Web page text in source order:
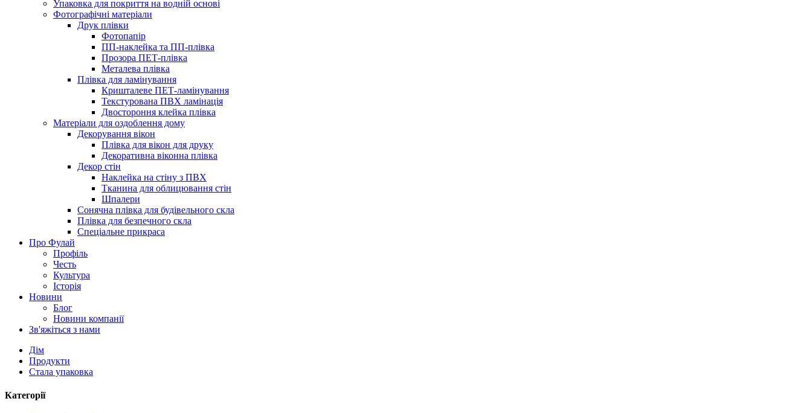
Упаковка для покриття на водній основі
Фотографічні матеріали
Друк плівки
Фотопапір
ПП-наклейка та ПП-плівка
Прозора ПЕТ-плівка
Металева плівка
Плівка для ламінування
Кришталеве ПЕТ-ламінування
Текстурована ПВХ ламінація
Двостороння клейка плівка
Матеріали для оздоблення дому
Декорування вікон
Плівка для вікон для друку
Декоративна віконна плівка
Декор стін
Наклейка на стіну з ПВХ
Тканина для облицювання стін
Шпалери
Сонячна плівка для будівельного скла
Плівка для безпечного скла
Спеціальне прикраса
Про Фулай
Профіль
Честь
Культура
Історія
Новини
Блог
Новини компанії
Зв'яжіться з нами
Дім
Продукти
Стала упаковка
Категорії